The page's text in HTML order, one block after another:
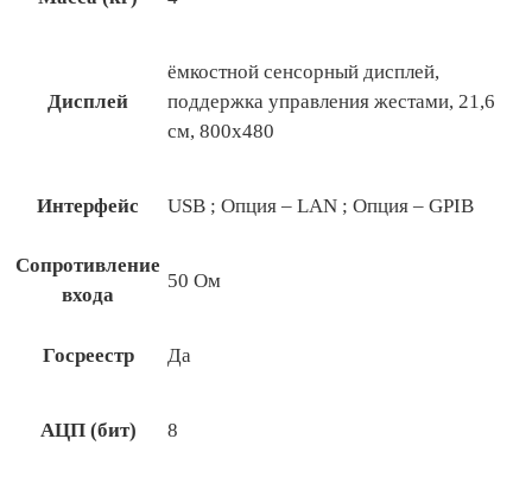
Дисплей
ёмкостной сенсорный дисплей,
поддержка управления жестами, 21,6
см, 800х480
Интерфейс USB ; Опция – LAN ; Опция – GPIB
Сопротивление
входа
50 Ом
Госреестр Да
АЦП (бит) 8